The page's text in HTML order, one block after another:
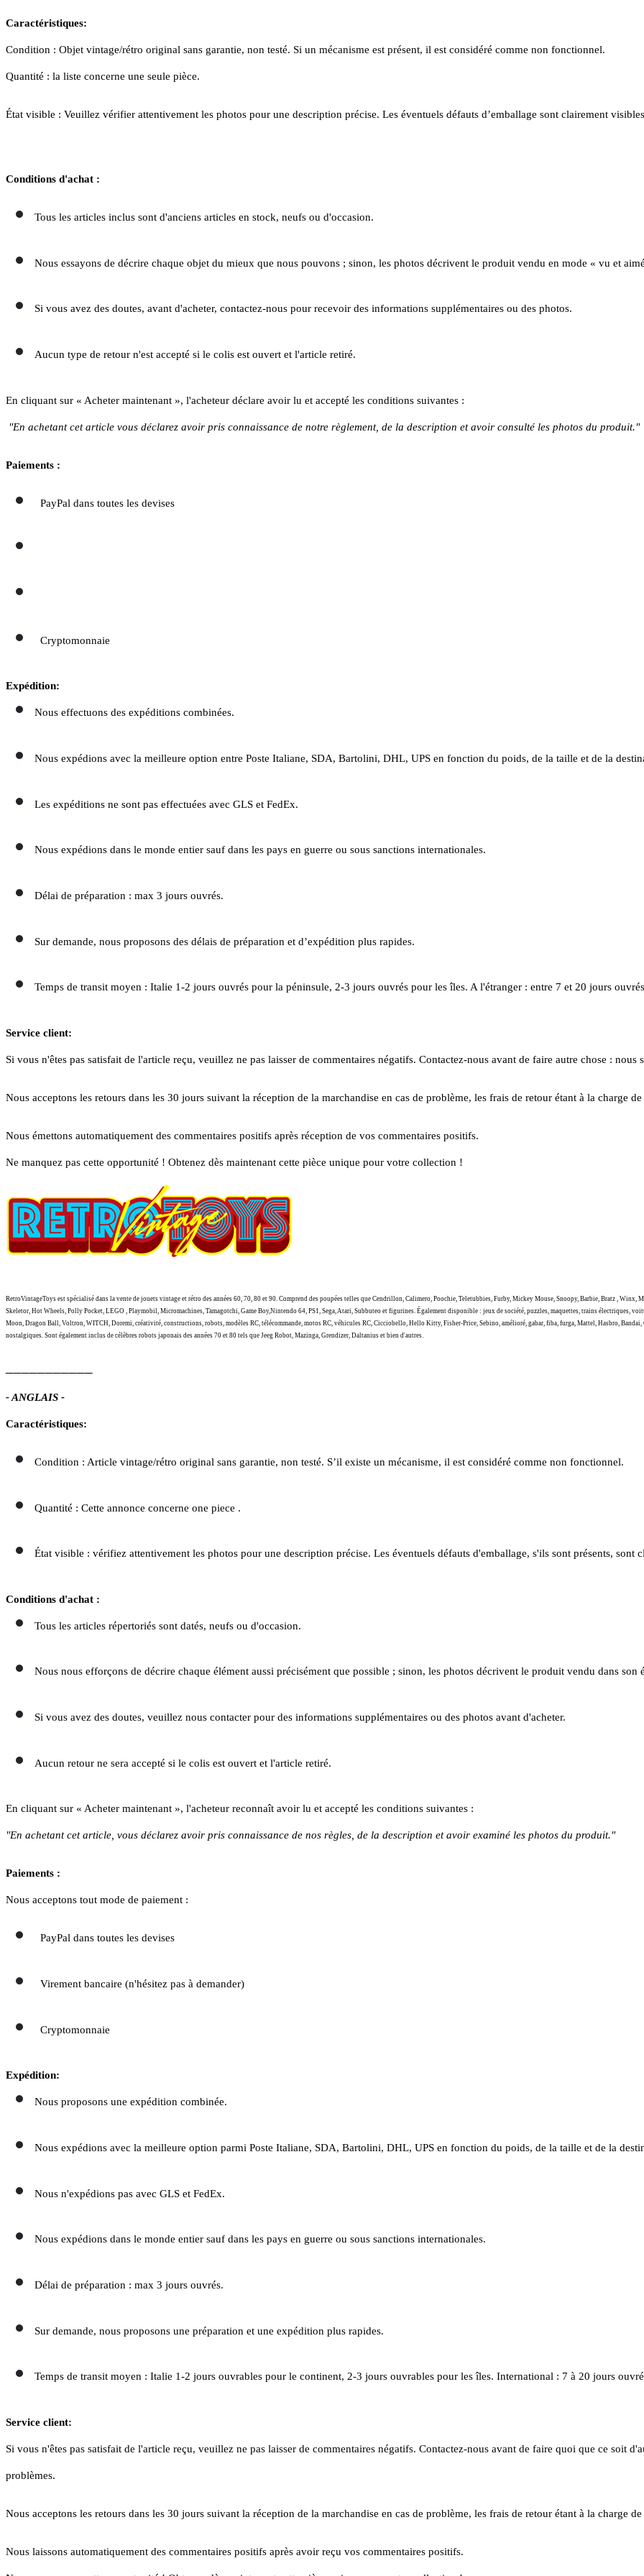
Caractéristiques:
Condition : Objet vintage/rétro original sans garantie, non testé. Si un mécanisme est présent, il est considéré comme non fonctionnel.
Quantité : la liste concerne une seule pièce.
État visible : Veuillez vérifier attentivement les photos pour une description précise. Les éventuels défauts d’emballage sont clairement
Conditions d'achat :
Tous les articles inclus sont d'anciens articles en stock, neufs ou d'occasion.
Nous essayons de décrire chaque objet du mieux que nous pouvons ; sinon, les photos décrivent le produit vendu en mode « vu et
Si vous avez des doutes, avant d'acheter, contactez-nous pour recevoir des informations supplémentaires ou des photos.
Aucun type de retour n'est accepté si le colis est ouvert et l'article retiré.
En cliquant sur « Acheter maintenant », l'acheteur déclare avoir lu et accepté les conditions suivantes :
"En achetant cet article vous déclarez avoir pris connaissance de notre règlement, de la description et avoir consulté les photos du produit."
Paiements :
PayPal dans toutes les devises
Cryptomonnaie
Expédition:
Nous effectuons des expéditions combinées.
Nous expédions avec la meilleure option entre Poste Italiane, SDA, Bartolini, DHL, UPS en fonction du poids, de la taille et de la
Les expéditions ne sont pas effectuées avec GLS et FedEx.
Nous expédions dans le monde entier sauf dans les pays en guerre ou sous sanctions internationales.
Délai de préparation : max 3 jours ouvrés.
Sur demande, nous proposons des délais de préparation et d’expédition plus rapides.
Temps de transit moyen : Italie 1-2 jours ouvrés pour la péninsule, 2-3 jours ouvrés pour les îles. A l'étranger : entre 7 et 20 jours
Service client:
Si vous n'êtes pas satisfait de l'article reçu, veuillez ne pas laisser de commentaires négatifs. Contactez-nous avant de faire autre chose :
Nous acceptons les retours dans les 30 jours suivant la réception de la marchandise en cas de problème, les frais de retour étant à la charge
Nous émettons automatiquement des commentaires positifs après réception de vos commentaires positifs.
Ne manquez pas cette opportunité ! Obtenez dès maintenant cette pièce unique pour votre collection !
RetroVintageToys est spécialisé dans la vente de jouets vintage et rétro des années 60, 70, 80 et 90. Comprend des poupées telles que Cendrillon, Calimero, Poochie, Teletubbies, Furby, Mickey Mouse, Snoopy, Barbie, Bratz ,
Skeletor, Hot Wheels, Polly Pocket, LEGO , Playmobil, Micromachines, Tamagotchi, Game Boy,Nintendo 64, PS1, Sega, Atari, Subbuteo et figurines. Également disponible : jeux de société, puzzles, maquettes, trains électriques,
Moon, Dragon Ball, Voltron, WITCH, Doremi, créativité, constructions, robots, modèles RC, télécommande, motos RC, véhicules RC, Cicciobello, Hello Kitty, Fisher-Price, Sebino, amélioré, gabar, fiba, furga, Mattel, Hasbro,
nostalgiques. Sont également inclus de célèbres robots japonais des années 70 et 80 tels que Jeeg Robot, Mazinga, Grendizer, Daltanius et bien d'autres.
- ANGLAIS -
Caractéristiques:
Condition : Article vintage/rétro original sans garantie, non testé. S’il existe un mécanisme, il est considéré comme non fonctionnel.
Quantité : Cette annonce concerne one piece .
État visible : vérifiez attentivement les photos pour une description précise. Les éventuels défauts d'emballage, s'ils sont présents, sont
Conditions d'achat :
Tous les articles répertoriés sont datés, neufs ou d'occasion.
Nous nous efforçons de décrire chaque élément aussi précisément que possible ; sinon, les photos décrivent le produit vendu dans son
Si vous avez des doutes, veuillez nous contacter pour des informations supplémentaires ou des photos avant d'acheter.
Aucun retour ne sera accepté si le colis est ouvert et l'article retiré.
En cliquant sur « Acheter maintenant », l'acheteur reconnaît avoir lu et accepté les conditions suivantes :
"En achetant cet article, vous déclarez avoir pris connaissance de nos règles, de la description et avoir examiné les photos du produit."
Paiements :
Nous acceptons tout mode de paiement :
PayPal dans toutes les devises
Virement bancaire (n'hésitez pas à demander)
Cryptomonnaie
Expédition:
Nous proposons une expédition combinée.
Nous expédions avec la meilleure option parmi Poste Italiane, SDA, Bartolini, DHL, UPS en fonction du poids, de la taille et de la
Nous n'expédions pas avec GLS et FedEx.
Nous expédions dans le monde entier sauf dans les pays en guerre ou sous sanctions internationales.
Délai de préparation : max 3 jours ouvrés.
Sur demande, nous proposons une préparation et une expédition plus rapides.
Temps de transit moyen : Italie 1-2 jours ouvrables pour le continent, 2-3 jours ouvrables pour les îles. International : 7 à 20 jours
Service client:
Si vous n'êtes pas satisfait de l'article reçu, veuillez ne pas laisser de commentaires négatifs. Contactez-nous avant de faire quoi que ce soit
problèmes.
Nous acceptons les retours dans les 30 jours suivant la réception de la marchandise en cas de problème, les frais de retour étant à la charge
Nous laissons automatiquement des commentaires positifs après avoir reçu vos commentaires positifs.